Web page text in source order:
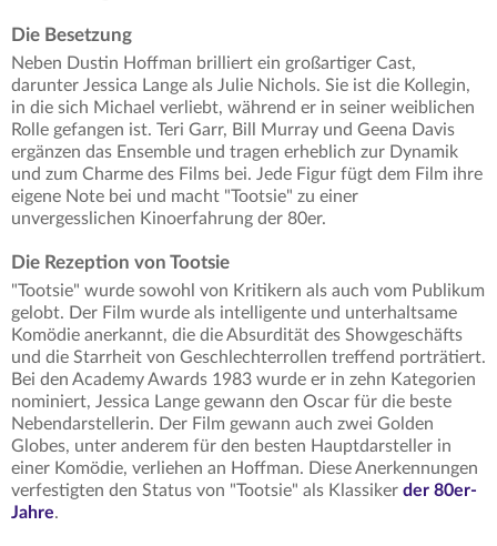
Die Besetzung
Neben Dustin Hoffman brilliert ein großartiger Cast,
darunter Jessica Lange als Julie Nichols. Sie ist die Kollegin,
in die sich Michael verliebt, während er in seiner weiblichen
Rolle gefangen ist. Teri Garr, Bill Murray und Geena Davis
ergänzen das Ensemble und tragen erheblich zur Dynamik
und zum Charme des Films bei. Jede Figur fügt dem Film ihre
eigene Note bei und macht "Tootsie" zu einer
unvergesslichen Kinoerfahrung der 80er.
Die Rezeption von Tootsie
"Tootsie" wurde sowohl von Kritikern als auch vom Publikum
gelobt. Der Film wurde als intelligente und unterhaltsame
Komödie anerkannt, die die Absurdität des Showgeschäfts
und die Starrheit von Geschlechterrollen treffend porträtiert.
Bei den Academy Awards 1983 wurde er in zehn Kategorien
nominiert, Jessica Lange gewann den Oscar für die beste
Nebendarstellerin. Der Film gewann auch zwei Golden
Globes, unter anderem für den besten Hauptdarsteller in
einer Komödie, verliehen an Hoffman. Diese Anerkennungen
verfestigten den Status von "Tootsie" als Klassiker der 80er-
Jahre.